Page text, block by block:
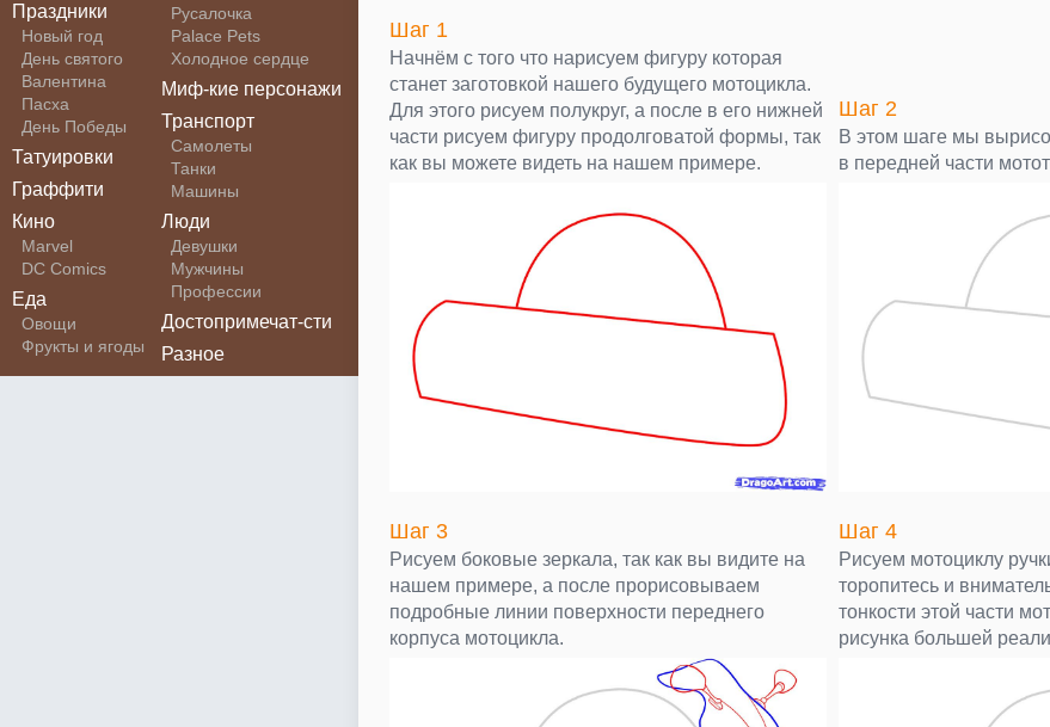
Праздники
Новый год
День святого
Валентина
Пасха
День Победы
Татуировки
Граффити
Кино
Marvel
DC Comics
Еда
Овощи
Фрукты и ягоды
Русалочка
Palace Pets
Холодное сердце
Миф-кие персонажи
Транспорт
Самолеты
Танки
Машины
Люди
Девушки
Мужчины
Профессии
Достопримечат-сти
Разное
Шаг 1
Начнём с того что нарисуем фигуру которая
станет заготовкой нашего будущего мотоцикла.
Для этого рисуем полукруг, а после в его нижней
части рисуем фигуру продолговатой формы, так
как вы можете видеть на нашем примере.
Шаг 2
В этом шаге мы
в передней части
Шаг 3
Рисуем боковые зеркала, так как вы видите на
нашем примере, а после прорисовываем
подробные линии поверхности переднего
корпуса мотоцикла.
Шаг 4
Рисуем мотоциклу
торопитесь и
тонкости этой части
рисунка большей